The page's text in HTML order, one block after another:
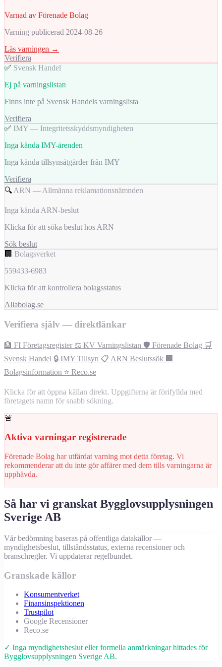
Varnad av Förenade Bolag
Varning publicerad 2024-08-26
Läs varningen →
Verifiera
✅ Svensk Handel
Ej på varningslistan
Finns inte på Svensk Handels varningslista
Verifiera
✅ IMY — Integritetsskyddsmyndigheten
Inga kända IMY-ärenden
Inga kända tillsynsåtgärder från IMY
Verifiera
🔍 ARN — Allmänna reklamationsnämnden
Inga kända ARN-beslut
Klicka för att söka beslut hos ARN
Sök beslut
🏢 Bolagsverket
559433-6983
Klicka för att kontrollera bolagsstatus
Allabolag.se
Verifiera själv — direktlänkar
🏦 FI Företagsregister ⚖️ KV Varningslistan 🛡️ Förenade Bolag 🛒
Svensk Handel 🔒 IMY Tillsyn 📋 ARN Beslutssök 🏢
Bolagsinformation ⭐ Reco.se
Klicka för att öppna källan direkt. Uppgifterna är förifyllda med
företagets namn för snabb sökning.
🚨
Aktiva varningar registrerade
Förenade Bolag har utfärdat varning mot detta företag. Vi
rekommenderar att du inte gör affärer med dem tills varningarna är
upphävda.
Så har vi granskat Bygglovsupplysningen
Sverige AB
Vår bedömning baseras på offentliga datakällor —
myndighetsbeslut, tillståndsstatus, externa recensioner och
branschregler. Vi uppdaterar regelbundet.
Granskade källor
Konsumentverket
Finansinspektionen
Trustpilot
Google Recensioner
Reco.se
✓ Inga myndighetsbeslut eller formella anmärkningar hittades för
Bygglovsupplysningen Sverige AB.